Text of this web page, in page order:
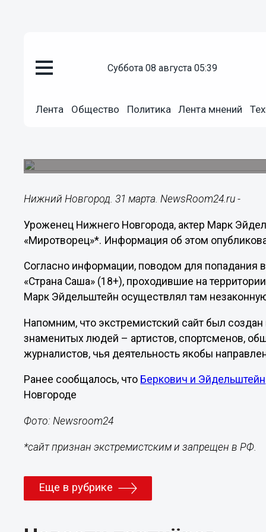
суббота 08 августа 05:39
Лента Общество Политика Лента мнений
Нижегородский актер Марк
Нижний Новгород. 31 марта. NewsRoom24.ru -
Уроженец Нижнего Новгорода, актер Марк
«Миротворец»*. Информация об этом
Согласно информации, поводом для попадания
«Страна Саша» (18+), проходившие на
Марк Эйдельштейн осуществлял там
Напомним, что экстремистский сайт был
знаменитых людей – артистов, спортсменов,
журналистов, чья деятельность якобы
Ранее сообщалось, что Беркович и Эйдельштейн
Новгороде
Фото: Newsroom24
*сайт признан экстремистским и запрещен в РФ.
Еще в рубрике